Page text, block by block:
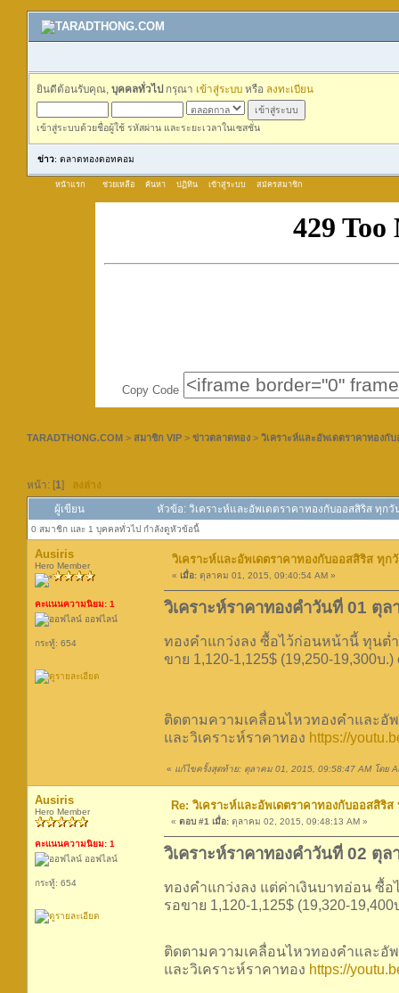
ยินดีต้อนรับคุณ, บุคคลทั่วไป กรุณา เข้าสู่ระบบ หรือ ลงทะเบียน
เข้าสู่ระบบด้วยชื่อผู้ใช้ รหัสผ่าน และระยะเวลาในเซสชั่น
ข่าว: ตลาดทองดอทคอม
หน้าแรก ช่วยเหลือ ค้นหา ปฏิทิน เข้าสู่ระบบ สมัครสมาชิก
Copy Code
TARADTHONG.COM > สมาชิก VIP > ข่าวตลาดทอง > วิเคราะห์และอัพเดตราคาทอง
หน้า: [1] ลงล่าง
ผู้เขียน หัวข้อ: วิเคราะห์และอัพเดตราคาทองกับออสสิริส ทุก
0 สมาชิก และ 1 บุคคลทั่วไป กำลังดูหัวข้อนี้
Ausiris
Hero Member
คะแนนความนิยม: 1
ออฟไลน์
กระทู้: 654
วิเคราะห์และอัพเดตราคาทองกับออสสิริส ทุก
« เมื่อ: ตุลาคม 01, 2015, 09:40:54 AM »
วิเคราะห์ราคาทองคำวันที่ 01 ตุล
ทองคำแกว่งลง ซื้อไว้ก่อนหน้านี้ ทุนต่ำ
ขาย 1,120-1,125$ (19,250-19,300บ
ติดตามความเคลื่อนไหวทองคำและอั
และวิเคราะห์ราคาทอง https://
« แก้ไขครั้งสุดท้าย: ตุลาคม 01, 2015, 09:58:47 AM โดย
Ausiris
Hero Member
คะแนนความนิยม: 1
ออฟไลน์
กระทู้: 654
Re: วิเคราะห์และอัพเดตราคาทองกับออสสิริ
« ตอบ #1 เมื่อ: ตุลาคม 02, 2015, 09:48:13 AM »
วิเคราะห์ราคาทองคำวันที่ 02 ตุล
ทองคำแกว่งลง แต่ค่าเงินบาทอ่อน ซื้อ
รอขาย 1,120-1,125$ (19,320-
ติดตามความเคลื่อนไหวทองคำและอั
และวิเคราะห์ราคาทอง https://